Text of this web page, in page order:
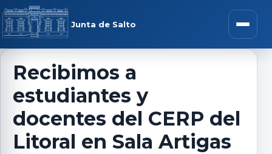
Saltar al contenido
Junta de Salto Abrir
menú
Recibimos a
estudiantes y
docentes del CERP del
Litoral en Sala Artigas